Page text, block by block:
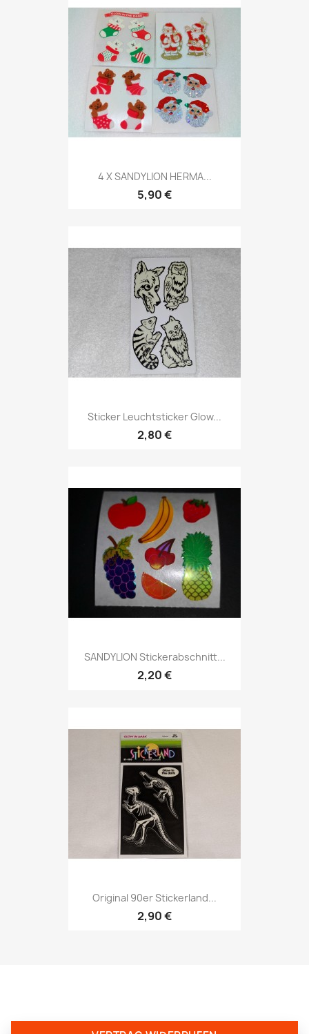
4 X SANDYLION HERMA...
5,90 €
Sticker Leuchtsticker Glow...
2,80 €
SANDYLION Stickerabschnitt...
2,20 €
Original 90er Stickerland...
2,90 €